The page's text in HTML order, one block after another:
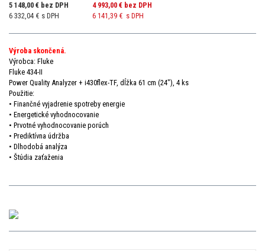
5 148,00 € bez DPH
6 332,04 € s DPH
4 993,00 € bez DPH
6 141,39 € s DPH
Výroba skončená.
Výrobca: Fluke
Fluke 434-II
Power Quality Analyzer + i430flex-TF, dĺžka 61 cm (24"), 4 ks
Použitie:
• Finančné vyjadrenie spotreby energie
• Energetické vyhodnocovanie
• Prvotné vyhodnocovanie porúch
• Prediktívna údržba
• Dlhodobá analýza
• Štúdia zaťaženia